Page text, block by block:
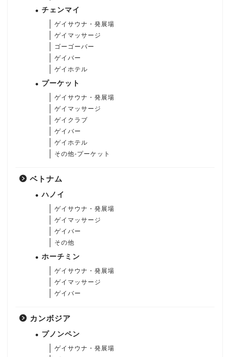
チェンマイ
ゲイサウナ・発展場
ゲイマッサージ
ゴーゴーバー
ゲイバー
ゲイホテル
プーケット
ゲイサウナ・発展場
ゲイマッサージ
ゲイクラブ
ゲイバー
ゲイホテル
その他-プーケット
ベトナム
ハノイ
ゲイサウナ・発展場
ゲイマッサージ
ゲイバー
その他
ホーチミン
ゲイサウナ・発展場
ゲイマッサージ
ゲイバー
カンボジア
プノンペン
ゲイサウナ・発展場